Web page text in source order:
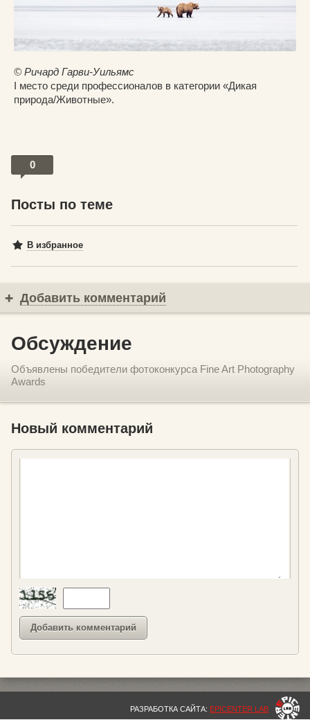
© Ричард Гарви-Уильямс
I место среди профессионалов в категории «Дикая
природа/Животные».
0
Посты по теме
В избранное
Добавить комментарий
Обсуждение
Объявлены победители фотоконкурса Fine Art Photography
Awards
Новый комментарий
РАЗРАБОТКА САЙТА: EPICENTER LAB